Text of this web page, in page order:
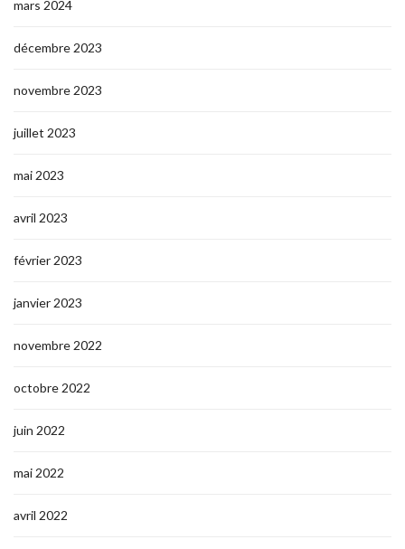
mars 2024
décembre 2023
novembre 2023
juillet 2023
mai 2023
avril 2023
février 2023
janvier 2023
novembre 2022
octobre 2022
juin 2022
mai 2022
avril 2022